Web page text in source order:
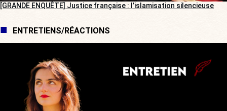
[GRANDE ENQUÊTE] Justice française : l’islamisation silencieuse
ENTRETIENS/RÉACTIONS